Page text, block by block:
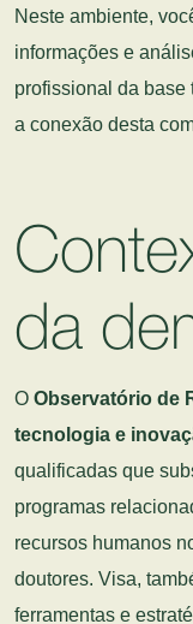
Neste ambiente,
informações e
profissional da
a conexão desta
da
O Observatório de
tecnologia e
qualificadas que
programas
recursos humanos
doutores. Visa,
ferramentas e